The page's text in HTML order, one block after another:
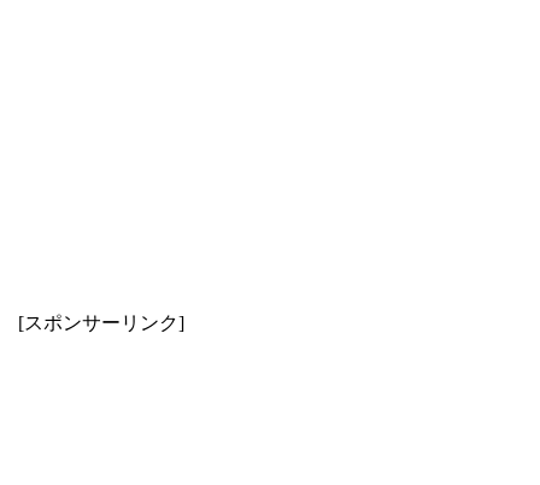
[スポンサーリンク]